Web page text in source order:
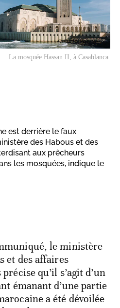
La mosquée Hassan II, à Casablanca.
est derrière le faux
des Habous et des
aux prêcheurs
les mosquées, indique le
le ministère
et des affaires
qu’il s’agit d’un
émanant d’une partie
a été dévoilée